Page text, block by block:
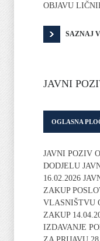
OBJAVU
SAZNAJ
JAVNI
OGLASNA
JAVNI POZIV
DODJELU
16.02.2026
ZAKUP
VLASNIŠTVU
ZAKUP
IZDAVANJE